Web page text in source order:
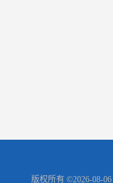
版权所有 ©2026-08-06